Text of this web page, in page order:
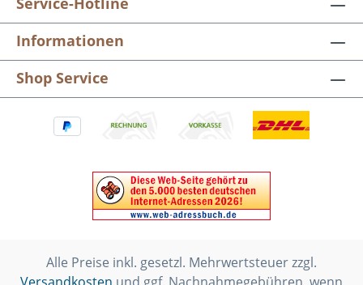
Informationen
Shop Service
Alle Preise inkl. gesetzl. Mehrwertsteuer zzgl.